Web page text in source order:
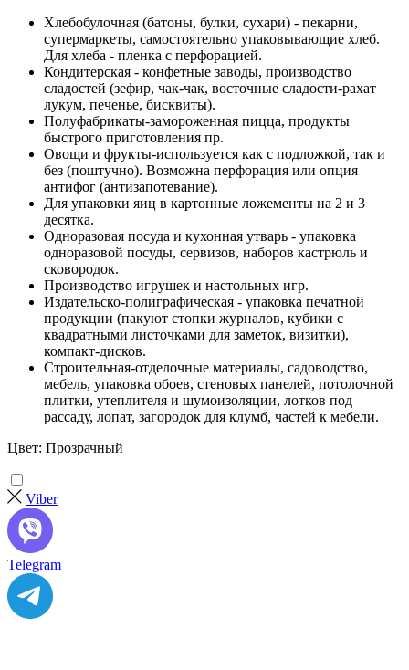
Хлебобулочная (батоны, булки, сухари) - пекарни,
супермаркеты, самостоятельно упаковывающие хлеб.
Для хлеба - пленка с перфорацией.
Кондитерская - конфетные заводы, производство
сладостей (зефир, чак-чак, восточные сладости-рахат
лукум, печенье, бисквиты).
Полуфабрикаты-замороженная пицца, продукты
быстрого приготовления пр.
Овощи и фрукты-используется как с подложкой, так и
без (поштучно). Возможна перфорация или опция
антифог (антизапотевание).
Для упаковки яиц в картонные ложементы на 2 и 3
десятка.
Одноразовая посуда и кухонная утварь - упаковка
одноразовой посуды, сервизов, наборов кастрюль и
сковородок.
Производство игрушек и настольных игр.
Издательско-полиграфическая - упаковка печатной
продукции (пакуют стопки журналов, кубики с
квадратными листочками для заметок, визитки),
компакт-дисков.
Строительная-отделочные материалы, садоводство,
мебель, упаковка обоев, стеновых панелей, потолочной
плитки, утеплителя и шумоизоляции, лотков под
рассаду, лопат, загородок для клумб, частей к мебели.
Цвет: Прозрачный
Viber
Telegram